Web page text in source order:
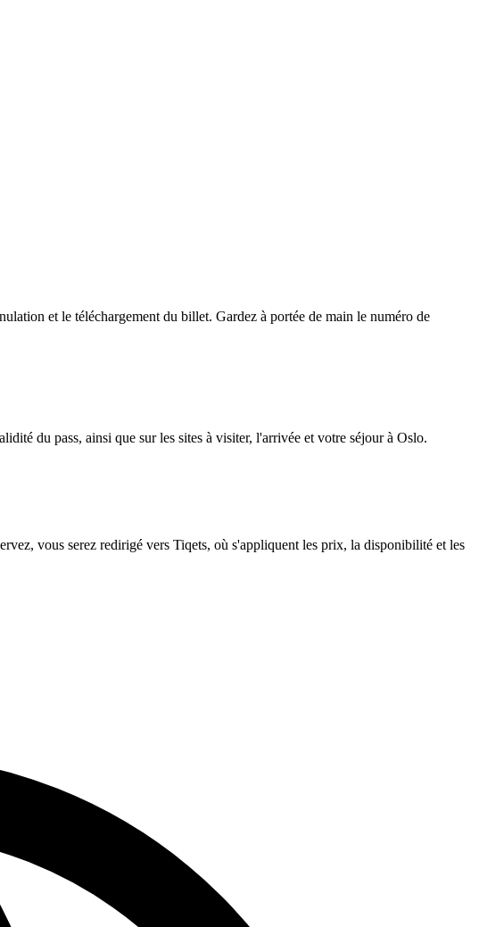
et le téléchargement du billet. Gardez à portée de main le numéro de
du pass, ainsi que sur les sites à visiter, l'arrivée et votre séjour à Oslo.
vous serez redirigé vers Tiqets, où s'appliquent les prix, la disponibilité et les